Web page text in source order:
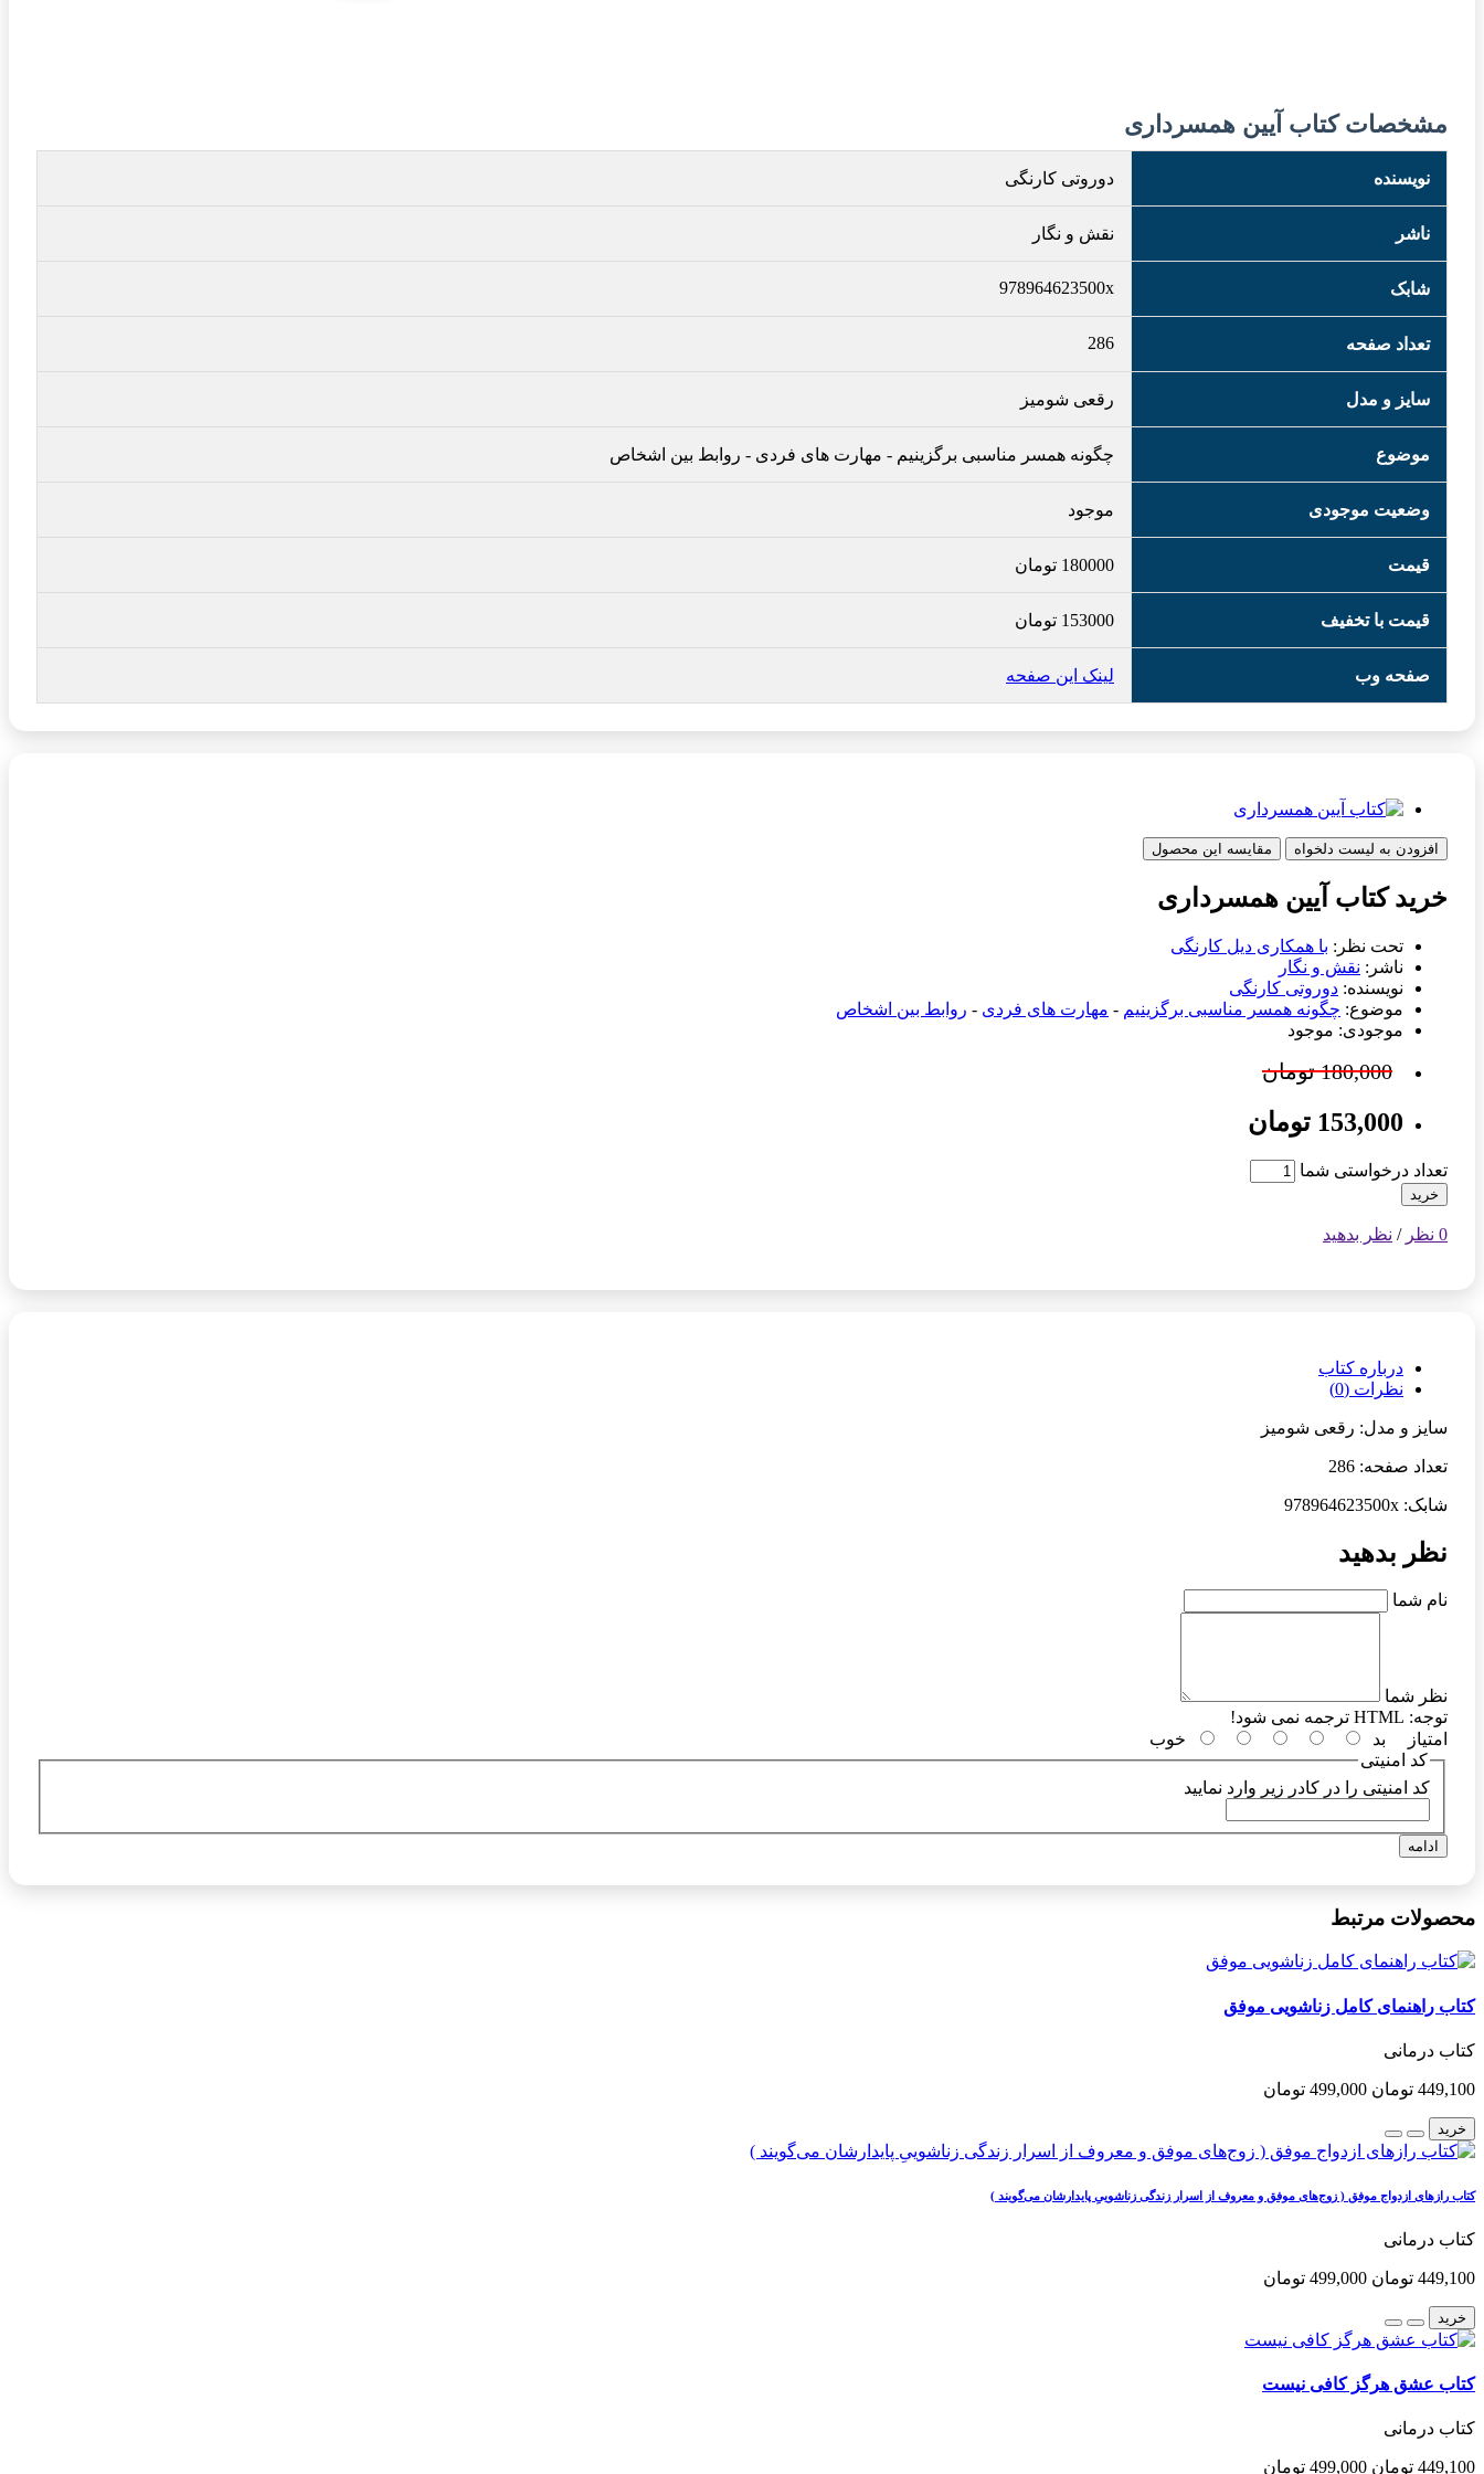
مشخصات کتاب آیین همسرداری
نویسنده دوروتی کارنگی
ناشر نقش و نگار
شابک 978964623500x
تعداد صفحه 286
سایز و مدل رقعی شومیز
موضوع چگونه همسر مناسبی برگزینیم - مهارت های فردی - روابط بین اشخاص
وضعیت موجودی موجود
قیمت 180000 تومان
قیمت با تخفیف 153000 تومان
صفحه وب لینک این صفحه
افزودن به لیست دلخواه مقایسه این محصول
خرید کتاب آیین همسرداری
تحت نظر: با همکاری دیل کارنگی
ناشر: نقش و نگار
نویسنده: دوروتی کارنگی
موضوع: چگونه همسر مناسبی برگزینیم - مهارت های فردی - روابط بین اشخاص
موجودی: موجود
180,000 تومان
153,000 تومان
تعداد درخواستی شما
خرید
0 نظر / نظر بدهید
درباره کتاب
نظرات (0)
سایز و مدل: رقعی شومیز
تعداد صفحه: 286
شابک: 978964623500x
نظر بدهید
نام شما
نظر شما
توجه:
امتیاز
بد
خوب
کد امنیتی
کد امنیتی را در کادر زیر وارد نمایید
ادامه
محصولات مرتبط
کتاب راهنمای کامل زناشویی موفق
کتاب درمانی
449,100 تومان 499,000 تومان
خرید
کتاب رازهای ازدواج موفق ( زوج‌های موفق و معروف از اسرار زندگی زناشوییِ پایدارشان می‌گویند )
کتاب درمانی
449,100 تومان 499,000 تومان
خرید
کتاب عشق هرگز کافی نیست
کتاب درمانی
449,100 تومان 499,000 تومان